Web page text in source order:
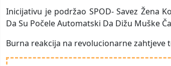
Inicijativu je podržao SPOD- Savez Žena
Da Su Počele Automatski Da Dižu Muške
Burna reakcija na revolucionarne zahtjeve